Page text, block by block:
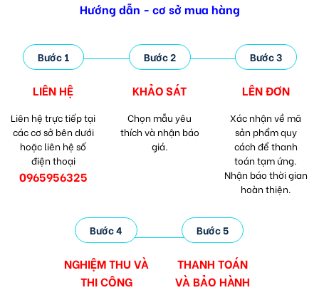
Hướng dẫn - cơ sở mua hàng
Bước 1
LIÊN HỆ
Liên hệ trực tiếp tại
các cơ sở bên dưới
hoặc liên hệ số
điện thoại
0965956325
Bước 2
KHẢO SÁT
Chọn mẫu yêu
thích và nhận báo
giá.
Bước 3
LÊN ĐƠN
Xác nhận về mã
sản phẩm quy
cách để thanh
toán tạm ứng.
Nhận báo thời gian
hoàn thiện.
Bước 4
NGHIỆM THU VÀ
THI CÔNG
Bước 5
THANH TOÁN
VÀ BẢO HÀNH